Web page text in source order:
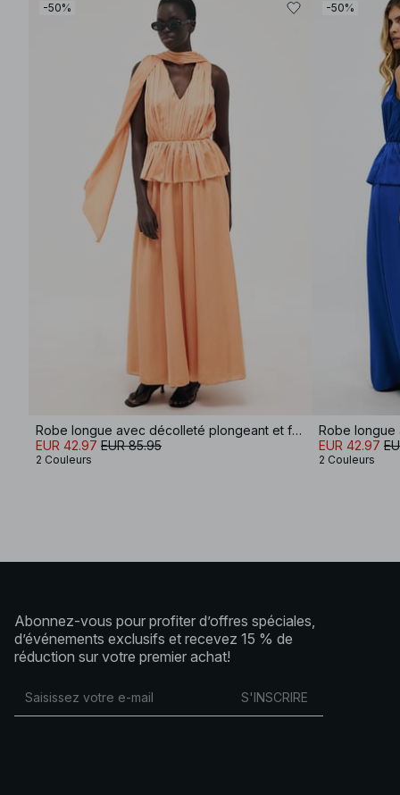
-50%
Robe longue avec décolleté plongeant et foulard
EUR 42.97 EUR 85.95
2 Couleurs
-50%
EUR 42.97
2 Couleurs
Abonnez-vous pour profiter d’offres spéciales,
d’événements exclusifs et recevez 15 % de
réduction sur votre premier achat!
S'INSCRIRE